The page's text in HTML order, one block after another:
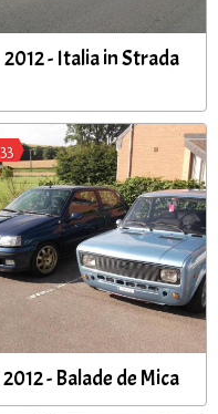
2012 - Italia in Strada
33
2012 - Balade de Mica